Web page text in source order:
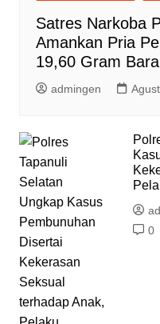
Satres Narkoba
Amankan Pria
19,60 Gram
admingen
0